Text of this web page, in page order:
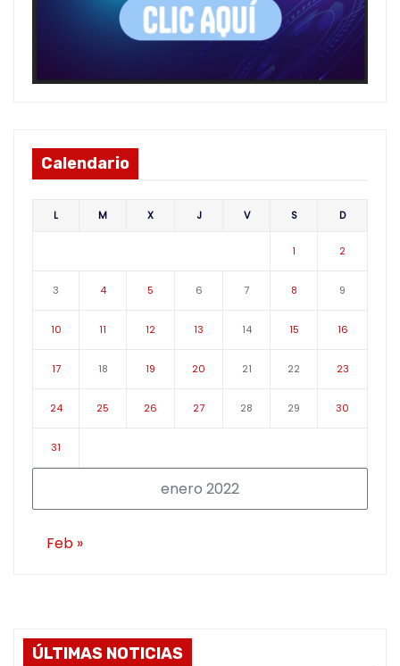
Calendario
enero 2022
L M X J V S D
1 2
3 4 5 6 7 8 9
10 11 12 13 14 15 16
17 18 19 20 21 22 23
24 25 26 27 28 29 30
31
Feb »
ÚLTIMAS NOTICIAS